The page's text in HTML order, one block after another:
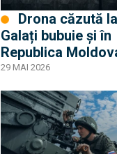
Galați bubuie și în
Republica
29 MAI 2026